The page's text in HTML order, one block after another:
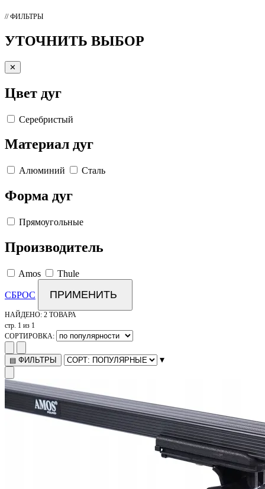
// ФИЛЬТРЫ
УТОЧНИТЬ ВЫБОР
✕
Цвет дуг
Серебристый
Материал дуг
Алюминий Сталь
Форма дуг
Прямоугольные
Производитель
Amos Thule
СБРОС ПРИМЕНИТЬ
НАЙДЕНО: 2 ТОВАРА
стр. 1 из 1
СОРТИРОВКА:
▤ ФИЛЬТРЫ ▾